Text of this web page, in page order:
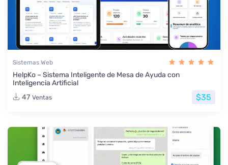
Sistemas Web
HelpKo – Sistema Inteligente de Mesa de Ayuda con
Inteligencia Artificial
47 Ventas $35